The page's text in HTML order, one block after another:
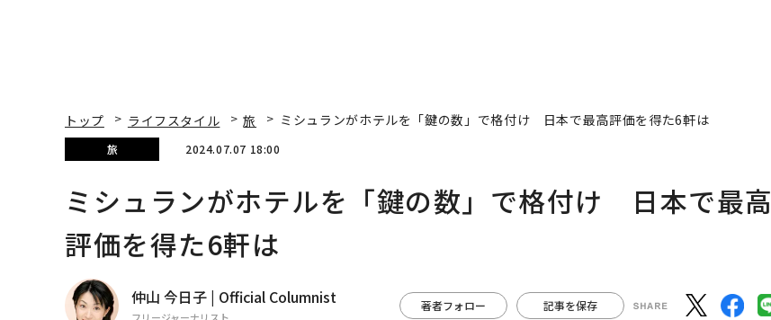
トップ ライフスタイル 旅 ミシュランがホテルを「鍵の数」で格付け 日本で最高評価を得た6軒は
旅 2024.07.07 18:00
ミシュランがホテルを「鍵の数」で格付け 日本で最高
評価を得た6軒は
仲山 今日子 | Official Columnist
フリージャーナリスト
著者フォロー 記事を保存